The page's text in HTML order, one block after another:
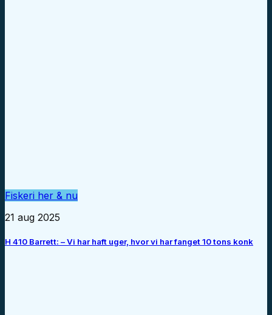
Fiskeri her & nu
21 aug 2025
H 410 Barrett: – Vi har haft uger, hvor vi har fanget 10 tons konk